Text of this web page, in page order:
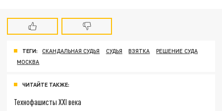
ТЕГИ: СКАНДАЛЬНАЯ СУДЬЯ СУДЬЯ ВЗЯТКА
РЕШЕНИЕ СУДА
МОСКВА
ЧИТАЙТЕ ТАКЖЕ:
Технофашисты XXI века